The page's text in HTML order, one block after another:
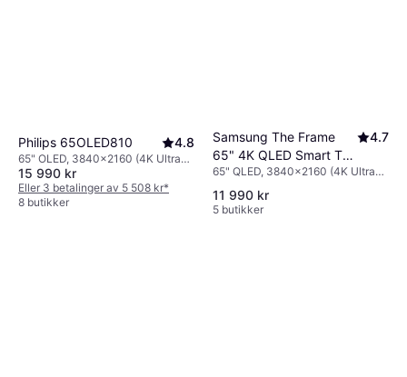
Philips 65OLED810 4.8
65" OLED, 3840x2160 (4K Ultra
HD), Smart TV
15 990 kr
Eller 3 betalinger av 5 508 kr*
8 butikker
Samsung The Frame
65" 4K QLED Smart TV
(2025)
4.7
65" QLED, 3840x2160 (4K Ultra
11 990 kr
5 butikker